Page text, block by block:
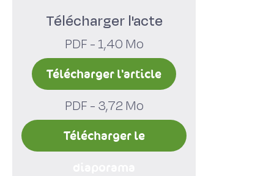
Télécharger l'acte
PDF - 1,40 Mo
Télécharger l'article
PDF - 3,72 Mo
Télécharger le